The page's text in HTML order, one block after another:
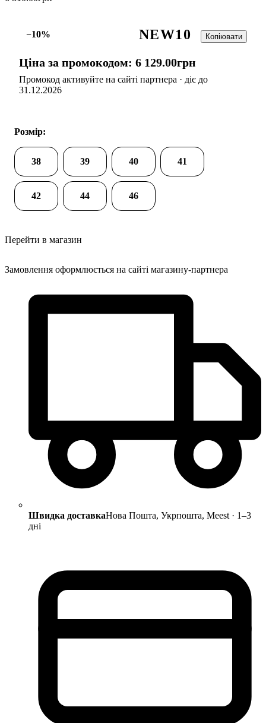
−10% NEW10 Копіювати
Ціна за промокодом: 6 129.00грн
Промокод активуйте на сайті партнера · діє до
31.12.2026
Розмір:
38 39 40 41
42 44 46
Перейти в магазин
Замовлення оформлюється на сайті магазину-партнера
Швидка доставкаНова Пошта, Укрпошта, Meest · 1–3
дні